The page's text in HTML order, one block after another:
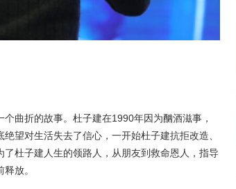
曲折的故事。杜子建在1990年因为酗酒滋事，
望对生活失去了信心，一开始杜子建抗拒改造、
杜子建人生的领路人，从朋友到救命恩人，指导
放。